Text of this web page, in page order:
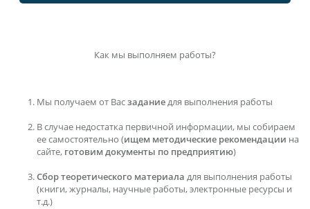
Как мы выполняем работы?
Мы получаем от Васзаданиедля выполнения работы
В случае недостатка первичной информации, мы собираем
ее самостоятельно (ищем методические рекомендации на
сайте, готовим документы по предприятию)
Сбор теоретического материала для выполнения работы
(книги, журналы, научные работы, электронные ресурсы и
т.д.)